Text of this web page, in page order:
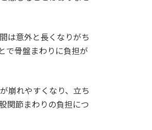
は意外と長くなりがち
で骨盤まわりに負担が
崩れやすくなり、立ち
関節まわりの負担につ